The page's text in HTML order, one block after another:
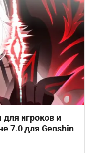
игроков и
7.0 для Genshin